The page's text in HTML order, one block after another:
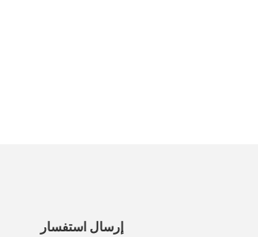
إرسال استفسار